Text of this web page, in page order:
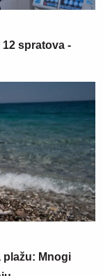
spratova -
plažu: Mnogi